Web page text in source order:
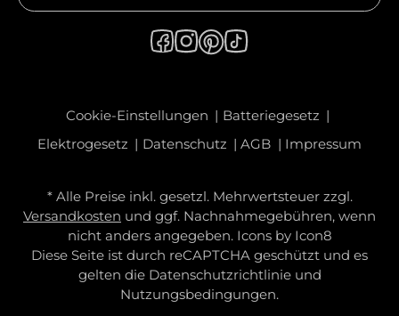
Cookie-Einstellungen
Batteriegesetz
Elektrogesetz
Datenschutz AGB Impressum
* Alle Preise inkl. gesetzl. Mehrwertsteuer zzgl.
Versandkosten und ggf. Nachnahmegebühren, wenn
nicht anders angegeben. Icons by Icon8
Diese Seite ist durch reCAPTCHA geschützt und es
gelten die Datenschutzrichtlinieund
Nutzungsbedingungen.